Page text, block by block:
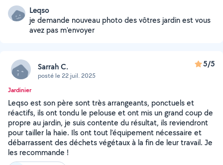
Leqso
je demande nouveau photo des vôtres jardin est vous
avez pas m'envoyer
Sarrah C.
posté le 22 juil. 2025
5/5
Jardinier
Leqso est son père sont très arrangeants, ponctuels et
réactifs, ils ont tondu le pelouse et ont mis un grand coup de
propre au jardin, je suis contente du résultat, ils reviendront
pour tailler la haie. Ils ont tout l’équipement nécessaire et
débarrassent des déchets végétaux à la fin de leur travail. Je
les recommande !